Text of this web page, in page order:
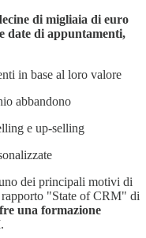
di migliaia di euro
date di appuntamenti,
in base al loro valore
abbandono
e up-selling
dei principali motivi di
"State of CRM" di
una formazione
.